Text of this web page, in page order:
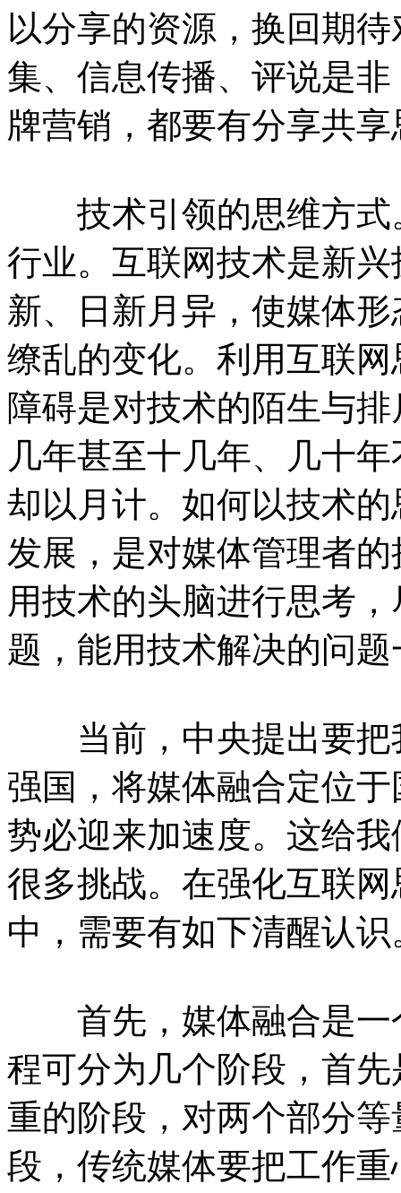
以分享的资源，换回期
集、信息传播、评说是
牌营销，都要有分享共
技术引领的思维方式
行业。互联网技术是新
新、日新月异，使媒体
缭乱的变化。利用互联
障碍是对技术的陌生与
几年甚至十几年、几十
却以月计。如何以技术
发展，是对媒体管理者
用技术的头脑进行思考
题，能用技术解决的问
当前，中央提出要把
强国，将媒体融合定位
势必迎来加速度。这给
很多挑战。在强化互联
中，需要有如下清醒认识
首先，媒体融合是一
程可分为几个阶段，首
重的阶段，对两个部分
段，传统媒体要把工作